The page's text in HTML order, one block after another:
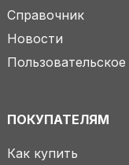
Справочник
Новости
ПОКУПАТЕЛЯМ
Как купить